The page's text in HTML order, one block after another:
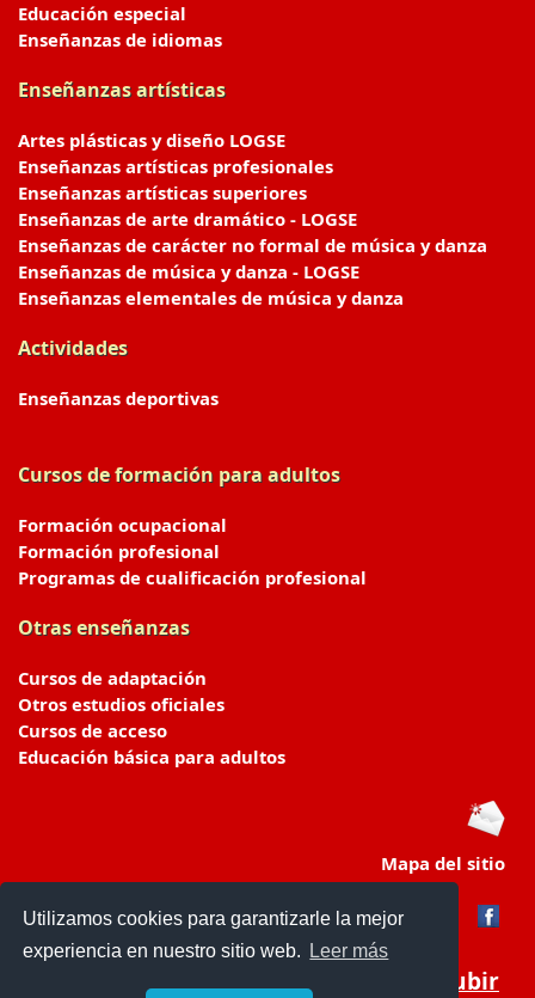
Utilizamos cookies para garantizarle la mejor
experiencia en nuestro sitio web.
Leer más
Educación especial
Enseñanzas de idiomas
Enseñanzas artísticas
Artes plásticas y diseño LOGSE
Enseñanzas artísticas profesionales
Enseñanzas artísticas superiores
Enseñanzas de arte dramático - LOGSE
Enseñanzas de carácter no formal de música y danza
Enseñanzas de música y danza - LOGSE
Enseñanzas elementales de música y danza
Actividades
Enseñanzas deportivas
Cursos de formación para adultos
Formación ocupacional
Formación profesional
Programas de cualificación profesional
Otras enseñanzas
Cursos de adaptación
Otros estudios oficiales
Cursos de acceso
Educación básica para adultos
Mapa del sitio
Subir